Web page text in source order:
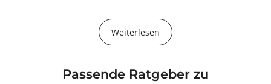
Heckenpflanzen sind eine äußerst vielseitige
eine Fülle von Vorteilen, die von Sichtschutz über
Weiterlesen
Passende Ratgeber zu